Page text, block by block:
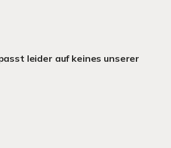
leider auf keines unserer